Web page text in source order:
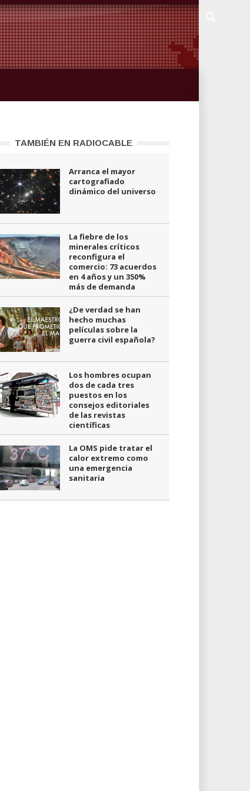
TAMBIÉN EN RADIOCABLE
Arranca el mayor
cartografiado
dinámico del universo
La fiebre de los
minerales críticos
reconfigura el
comercio: 73 acuerdos
en 4 años y un 350%
más de demanda
¿De verdad se han
hecho muchas
películas sobre la
guerra civil española?
Los hombres ocupan
dos de cada tres
puestos en los
consejos editoriales
de las revistas
científicas
La OMS pide tratar el
calor extremo como
una emergencia
sanitaria